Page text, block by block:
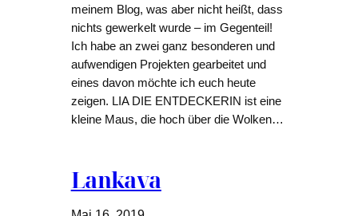
meinem Blog, was aber nicht heißt, dass
nichts gewerkelt wurde – im Gegenteil!
Ich habe an zwei ganz besonderen und
aufwendigen Projekten gearbeitet und
eines davon möchte ich euch heute
zeigen. LIA DIE ENTDECKERIN ist eine
kleine Maus, die hoch über die Wolken…
Lankava